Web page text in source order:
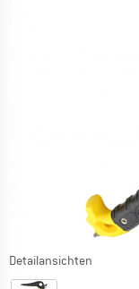
Detailansichten